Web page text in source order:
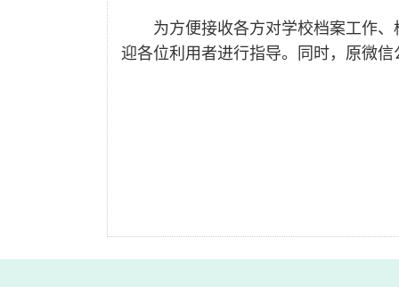
为方便接收各方对学校档案工作
迎各位利用者进行指导。同时，原微